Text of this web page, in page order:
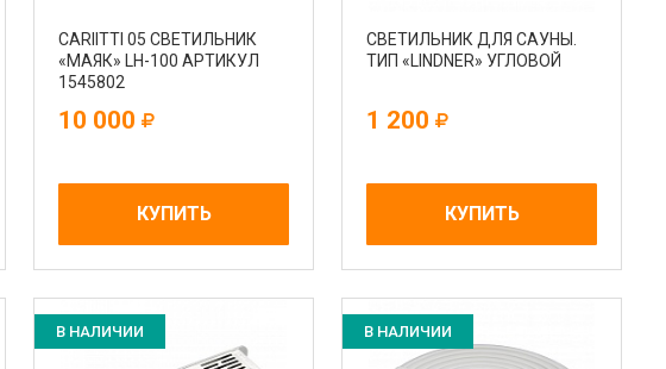
CARIITTI 05 СВЕТИЛЬНИК
«МАЯК» LH-100 АРТИКУЛ
1545802
10 000
КУПИТЬ
СВЕТИЛЬНИК ДЛЯ САУНЫ.
ТИП «LINDNER» УГЛОВОЙ
1 200
КУПИТЬ
В НАЛИЧИИ В НАЛИЧИИ